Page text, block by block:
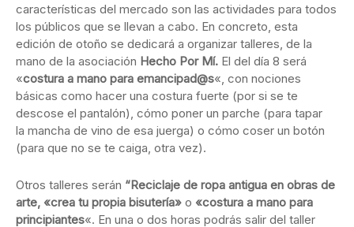
características del mercado son las actividades para todos
los públicos que se llevan a cabo. En concreto, esta
edición de otoño se dedicará a organizar talleres, de la
mano de la asociación Hecho Por Mí. El del día 8 será
«costura a mano para emancipad@s«, con nociones
básicas como hacer una costura fuerte (por si se te
descose el pantalón), cómo poner un parche (para tapar
la mancha de vino de esa juerga) o cómo coser un botón
(para que no se te caiga, otra vez).
Otros talleres serán “Reciclaje de ropa antigua en obras de
arte, «crea tu propia bisutería» o «costura a mano para
principiantes«. En una o dos horas podrás salir del taller